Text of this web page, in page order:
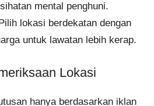
mental penghuni.
lokasi berdekatan dengan
untuk lawatan lebih kerap.
Lokasi
hanya berdasarkan iklan